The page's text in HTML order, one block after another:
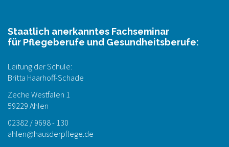
Staatlich anerkanntes Fachseminar
für Pflegeberufe und Gesundheitsberufe:
Leitung der Schule:
Britta Haarhoff-Schade
Zeche Westfalen 1
59229 Ahlen
02382 / 9698 - 130
ahlen@hausderpflege.de